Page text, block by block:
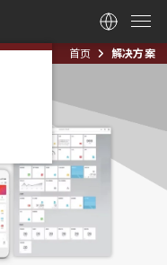
首页 解决方案